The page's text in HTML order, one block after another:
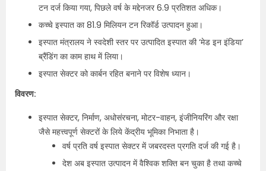
टन दर्ज किया गया, पिछले वर्ष के मद्देनजर 6.9 प्रतिशत अधिक।
कच्चे इस्पात का 81.9 मिलियन टन रिकॉर्ड उत्पादन हुआ।
इस्पात मंत्रालय ने स्वदेशी स्तर पर उत्पादित इस्पात की ‘मेड इन इंडिया’
ब्रैंडिंग का काम हाथ में लिया।
इस्पात सेक्टर को कार्बन रहित बनाने पर विशेष ध्यान।
विवरण:
इस्पात सेक्टर, निर्माण, अधोसंरचना, मोटर-वाहन, इंजीनियरिंग और रक्षा
जैसे महत्त्वपूर्ण सेक्टरों के लिये केंद्रीय भूमिका निभाता है।
वर्ष प्रति वर्ष इस्पात सेक्टर में जबरदस्त प्रगति दर्ज की गई है।
देश अब इस्पात उत्पादन में वैश्विक शक्ति बन चुका है तथा कच्चे